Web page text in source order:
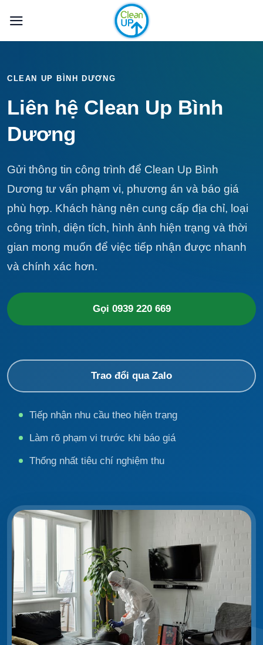
qua
nội
CLEAN UP BÌNH DƯƠNG
Liên hệ Clean Up Bình
Dương
Gửi thông tin công trình để Clean Up Bình
Dương tư vấn phạm vi, phương án và báo giá
phù hợp. Khách hàng nên cung cấp địa chỉ, loại
công trình, diện tích, hình ảnh hiện trạng và thời
gian mong muốn để việc tiếp nhận được nhanh
và chính xác hơn.
Gọi 0939 220 669
Trao đổi qua Zalo
Tiếp nhận nhu cầu theo hiện trạng
Làm rõ phạm vi trước khi báo giá
Thống nhất tiêu chí nghiệm thu